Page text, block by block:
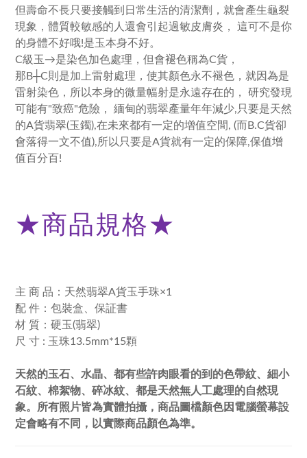
但壽命不長只要接觸到日常生活的清潔劑，就會產生龜裂
現象，體質較敏感的人還會引起過敏皮膚炎， 這可不是你
的身體不好哦!是玉本身不好。
C級玉→是染色加色處理，但會褪色稱為C貨，
那B┼C則是加上雷射處理，使其顏色永不褪色，就因為是
雷射染色，所以本身的微量幅射是永遠存在的， 研究發現
可能有"致癌"危險， 緬甸的翡翠產量年年減少,只要是天然
的A貨翡翠(玉鐲),在未來都有一定的增值空間, (而B.C貨卻
會落得一文不值),所以只要是A貨就有一定的保障,保值增
值百分百!
★商品規格★
主 商 品：天然翡翠A貨玉手珠×1
配 件：包裝盒、保証書
材 質：硬玉(翡翠)
尺 寸 : 玉珠13.5mm*15顆
天然的玉石、水晶、都有些許肉眼看的到的色帶紋、細小
石紋、棉絮物、碎冰紋、都是天然無人工處理的自然現
象。所有照片皆為實體拍攝，商品圖檔顏色因電腦螢幕設
定會略有不同，以實際商品顏色為準。